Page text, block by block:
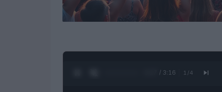
0:28 / 3:16 1 /4